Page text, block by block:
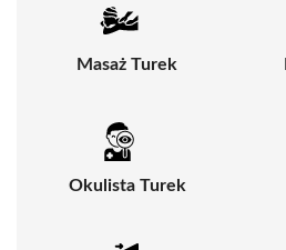
Masaż Turek
Okulista Turek